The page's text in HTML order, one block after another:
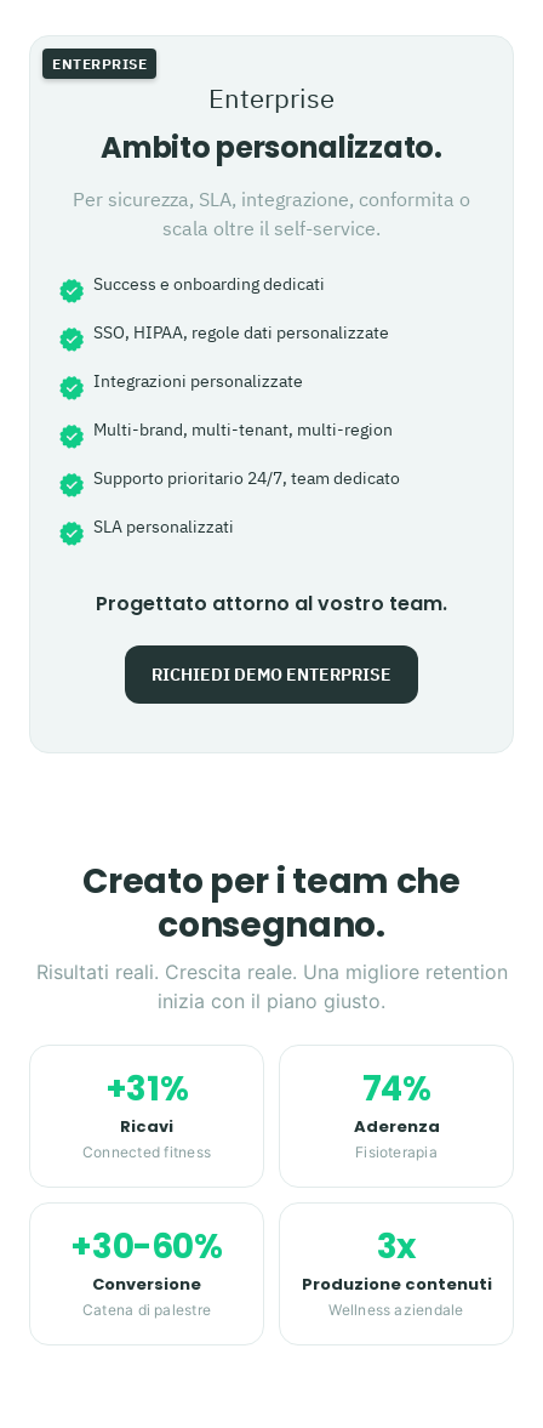
ENTERPRISE
Enterprise
Ambito personalizzato.
Per sicurezza, SLA, integrazione, conformita o
scala oltre il self-service.
Success e onboarding dedicati
SSO, HIPAA, regole dati personalizzate
Integrazioni personalizzate
Multi-brand, multi-tenant, multi-region
Supporto prioritario 24/7, team dedicato
SLA personalizzati
Progettato attorno al vostro team.
RICHIEDI DEMO ENTERPRISE
Creato per i team che
consegnano.
Risultati reali. Crescita reale. Una migliore retention
inizia con il piano giusto.
+31%
Ricavi
Connected fitness
74%
Aderenza
Fisioterapia
+30-60%
Conversione
Catena di palestre
3x
Produzione contenuti
Wellness aziendale